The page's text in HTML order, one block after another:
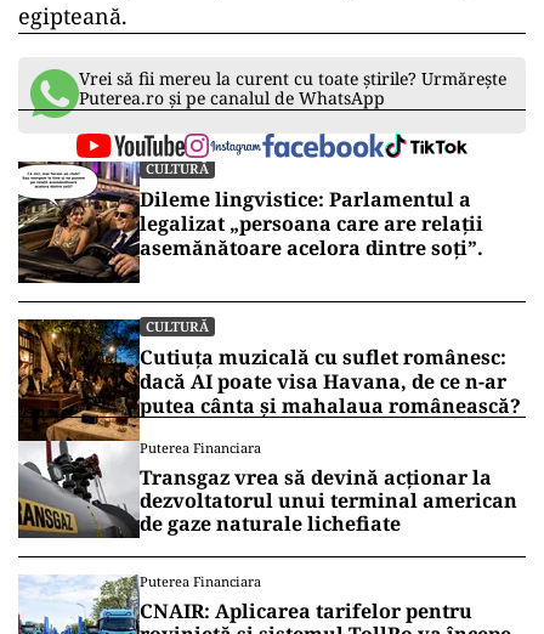
egipteană.
Vrei să fii mereu la curent cu toate știrile? Urmărește
Puterea.ro și pe canalul de WhatsApp
CULTURĂ
Dileme lingvistice: Parlamentul a
legalizat „persoana care are relații
asemănătoare acelora dintre soți”.
CULTURĂ
Cutiuța muzicală cu suflet românesc:
dacă AI poate visa Havana, de ce n-ar
putea cânta și mahalaua românească?
Puterea Financiara
Transgaz vrea să devină acționar la
dezvoltatorul unui terminal american
de gaze naturale lichefiate
Puterea Financiara
CNAIR: Aplicarea tarifelor pentru